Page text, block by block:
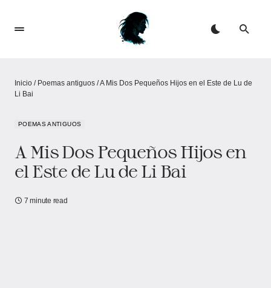
Inicio / Poemas antiguos /A Mis Dos Pequeños Hijos en el Este de Lu de
Li Bai
POEMAS ANTIGUOS
A Mis Dos Pequeños Hijos en
el Este de Lu de Li Bai
7 minute read